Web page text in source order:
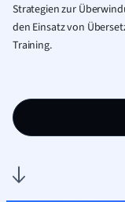
Strategien zur
den Einsatz von
Training.